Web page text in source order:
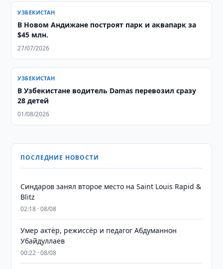
УЗБЕКИСТАН
В Новом Андижане построят парк и аквапарк за
$45 млн.
27/07/2026
УЗБЕКИСТАН
В Узбекистане водитель Damas перевозил сразу
28 детей
01/08/2026
ПОСЛЕДНИЕ НОВОСТИ
Синдаров занял второе место на Saint Louis Rapid &
Blitz
02:18 · 08/08
Умер актёр, режиссёр и педагог Абдуманнон
Убайдуллаев
00:22 · 08/08